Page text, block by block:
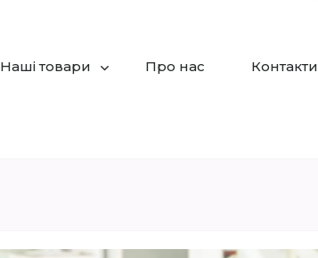
Наші товари Про нас Контакти